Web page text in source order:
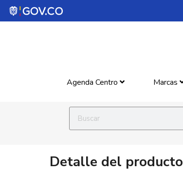
Agenda Centro Marcas
Detalle del producto